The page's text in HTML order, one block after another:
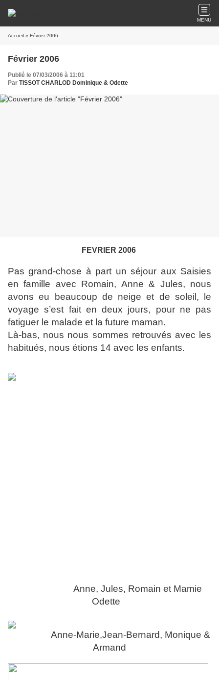
MENU
Accueil » Février 2006
Février 2006
Publié le 07/03/2006 à 11:01
Par TISSOT CHARLOD Dominique & Odette
FEVRIER 2006
Pas grand-chose à part un séjour aux Saisies
en famille avec Romain, Anne & Jules, nous
avons eu beaucoup de neige et de soleil, le
voyage s’est fait en deux jours, pour ne pas
fatiguer le malade et la future maman.
Là-bas, nous nous sommes retrouvés avec les
habitués, nous étions 14 avec les enfants.
Anne, Jules, Romain et Mamie
Odette
Anne-Marie,Jean-Bernard, Monique &
Armand